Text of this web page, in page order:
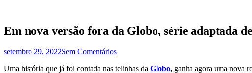
Em nova versão fora da Globo, série adaptada
setembro 29, 2022Sem Comentários
Uma história que já foi contada nas telinhas da Globo, ganha agora uma nova